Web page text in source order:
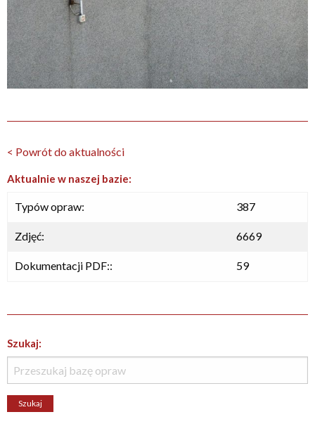
< Powrót do aktualności
Aktualnie w naszej bazie:
Typów opraw: 387
Zdjęć: 6669
Dokumentacji PDF:: 59
Szukaj: